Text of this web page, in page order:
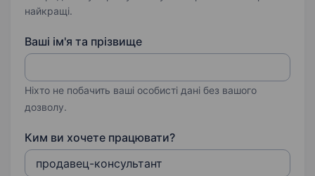
найкращі.
Ваші ім'я та прізвище
Ніхто не побачить ваші особисті дані без вашого
дозволу.
Ким ви хочете працювати?